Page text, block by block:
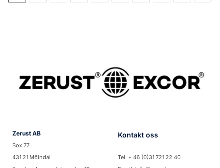
Zerust AB
Box 77
431 21 Mölndal
Kontakt oss
Tel: + 46 (0)31 721 22 40